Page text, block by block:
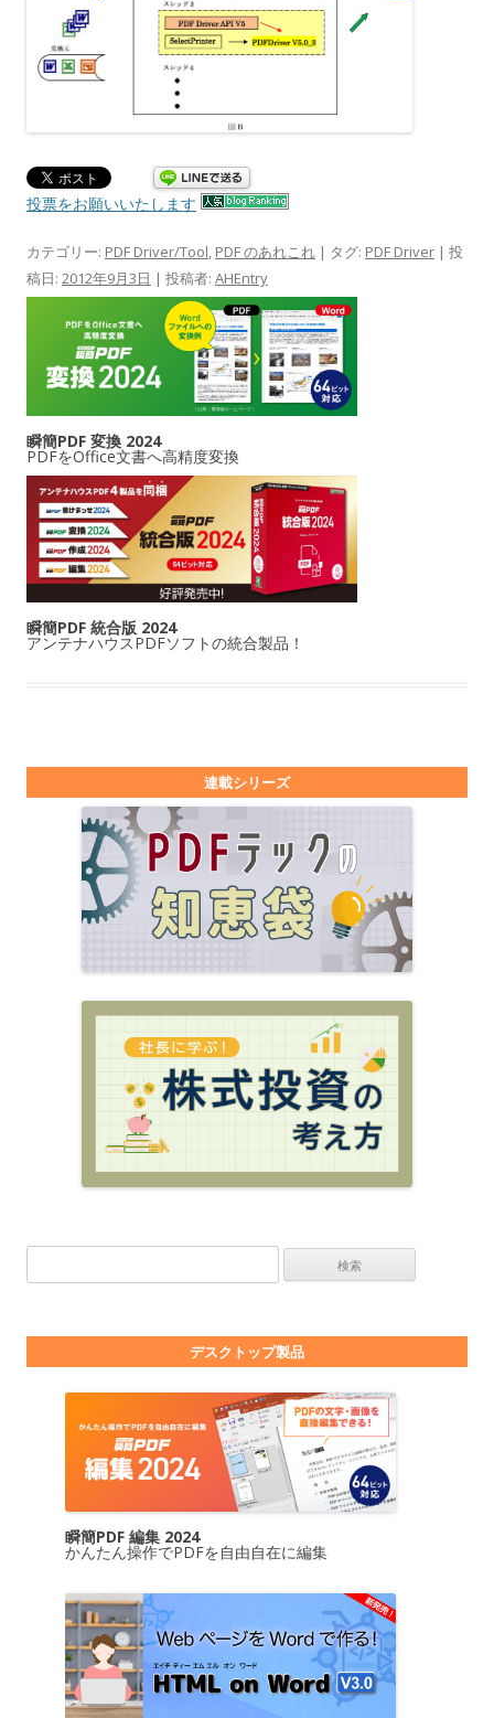
投票をお願いいたします
カテゴリー: PDF Driver/Tool, PDF のあれこれ | タグ: PDF Driver | 投
稿日: 2012年9月3日 | 投稿者: AHEntry
瞬簡PDF 変換 2024
PDFをOffice文書へ高精度変換
瞬簡PDF 統合版 2024
アンテナハウスPDFソフトの統合製品！
連載シリーズ
デスクトップ製品
瞬簡PDF 編集 2024
かんたん操作でPDFを自由自在に編集